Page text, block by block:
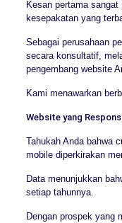
Kesan pertama
kesepakatan yang
Sebagai perusahaan
secara konsultatif,
pengembang website
Kami menawarkan
Website yang
Tahukah Anda bahwa
mobile diperkirakan
Data menunjukkan
setiap tahunnya.
Dengan prospek yang